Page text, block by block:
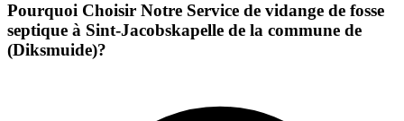
Pourquoi Choisir Notre Service de vidange de fosse
septique à Sint-Jacobskapelle de la commune de
(Diksmuide)?